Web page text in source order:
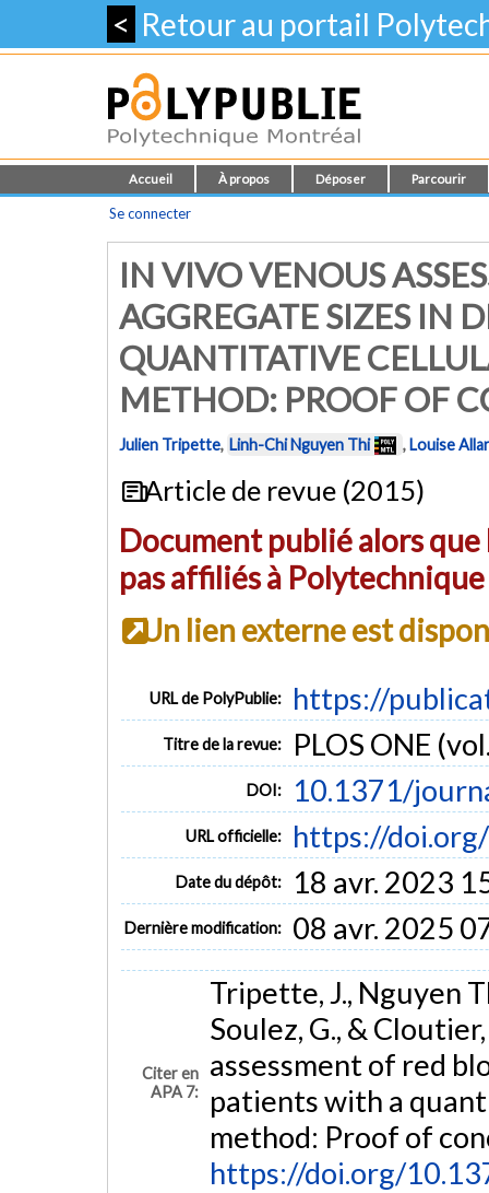
< Retour au portail
Accueil À propos Déposer Parcourir
Se connecter
IN VIVO VENOUS
AGGREGATE SIZES IN
QUANTITATIVE
METHOD: PROOF OF
Julien Tripette, Linh-Chi Nguyen Thi ,Louise
Article de revue (2015)
Document publié alors
pas affiliés à
Un lien externe est
URL de PolyPublie: https://
Titre de la revue: PLOS ONE
DOI: 10.1371/
URL officielle: https://
Date du dépôt: 18 avr. 2023
Dernière modification: 08 avr. 2025
Citer en
APA 7:
Tripette, J., Nguyen
Soulez, G., &
assessment of red
patients with a
method: Proof of
https://doi.org/